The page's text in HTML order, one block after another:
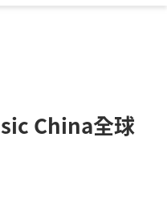
China全球